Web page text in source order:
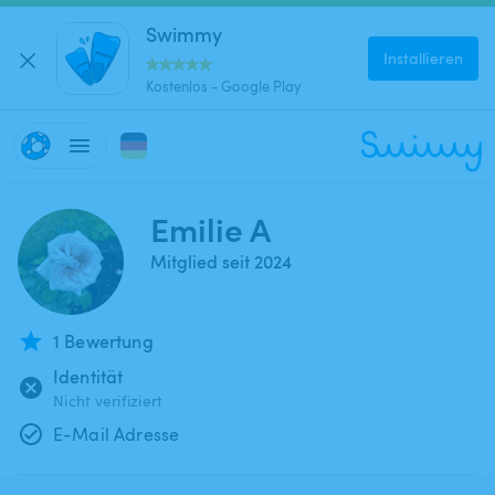
Swimmy
Kostenlos - Google Play
Installieren
Emilie A
Mitglied seit 2024
1 Bewertung
Identität
Nicht verifiziert
E-Mail Adresse